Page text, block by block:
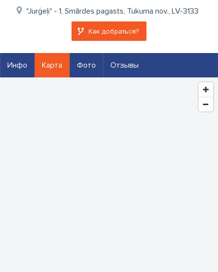
"Jurģeļi" - 1, Smārdes pagasts, Tukuma nov., LV-3133
Как добраться?
Инфо Карта Фото Отзывы